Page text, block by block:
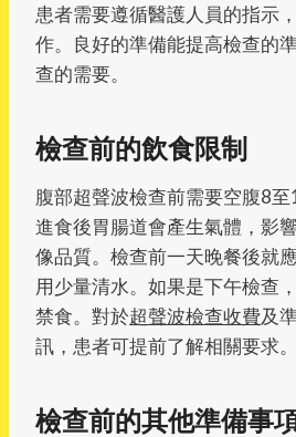
患者需要遵循醫護人員的指示
作。良好的準備能提高檢查的
查的需要。
檢查前的飲食限制
腹部超聲波檢查前需要空腹8
進食後胃腸道會產生氣體，影
像品質。檢查前一天晚餐後就
用少量清水。如果是下午檢查
禁食。對於超聲波檢查收費及
訊，患者可提前了解相關要求。
檢查前的其他準備事